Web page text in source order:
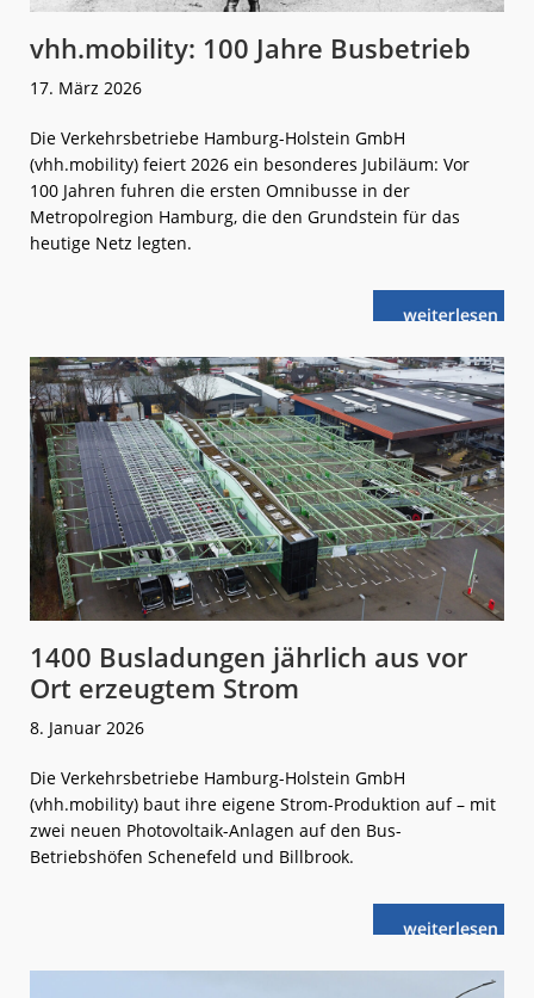
vhh.mobility: 100 Jahre Busbetrieb
17. März 2026
Die Verkehrsbetriebe Hamburg-Holstein GmbH
(vhh.mobility) feiert 2026 ein besonderes Jubiläum: Vor
100 Jahren fuhren die ersten Omnibusse in der
Metropolregion Hamburg, die den Grundstein für das
heutige Netz legten.
weiterlese
nvhh.mobility:
1400 Busladungen jährlich aus vor
Ort erzeugtem Strom
8. Januar 2026
Die Verkehrsbetriebe Hamburg-Holstein GmbH
(vhh.mobility) baut ihre eigene Strom-Produktion auf – mit
zwei neuen Photovoltaik-Anlagen auf den Bus-
Betriebshöfen Schenefeld und Billbrook.
weiterlese
n1400
vor